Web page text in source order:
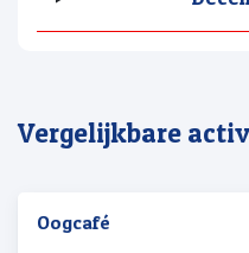
Vergelijkbare
Oogcafé